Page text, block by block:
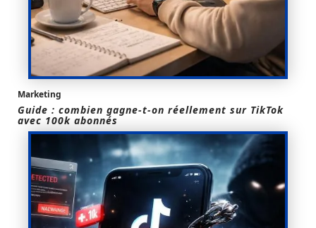
Marketing
Guide : combien gagne-t-on réellement sur TikTok
avec 100k abonnés